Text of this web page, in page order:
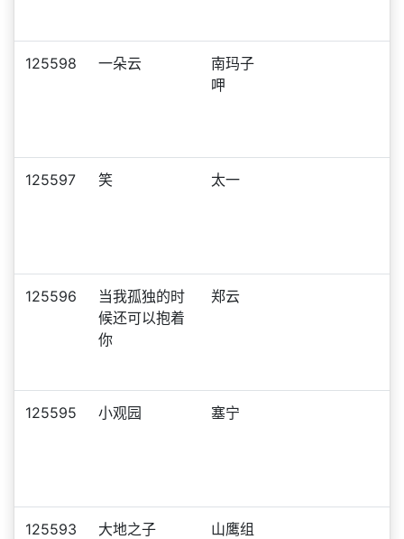
125598 一朵云
南玛子
呷
125597 笑 太一
125596
当我孤独的时
候还可以抱着
你
郑云
125595 小观园 塞宁
125593 大地之子
山鹰组